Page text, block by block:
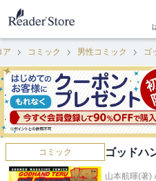
ア コミック 男性コミック ゴ
コミック ゴッドハ
山本航暉(著) /